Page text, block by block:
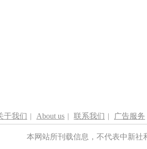
于我们 | About us | 联系我们 | 广告服务
本网站所刊载信息，不代表中新